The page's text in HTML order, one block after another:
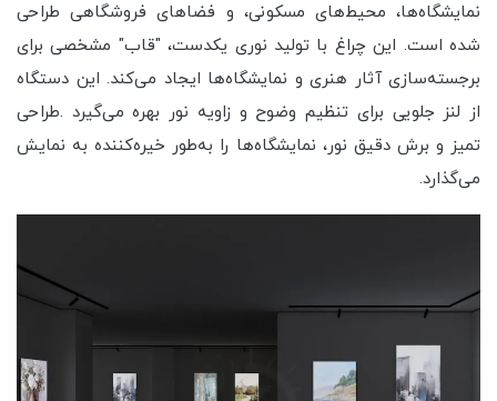
نمایشگاه‌ها، محیط‌های مسکونی، و فضاهای فروشگاهی طراحی
شده است. این چراغ با تولید نوری یکدست، "قاب" مشخصی برای
برجسته‌سازی آثار هنری و نمایشگاه‌ها ایجاد می‌کند. این دستگاه
از لنز جلویی برای تنظیم وضوح و زاویه نور بهره می‌گیرد .طراحی
تمیز و برش دقیق نور، نمایشگاه‌ها را به‌طور خیره‌کننده به نمایش
می‌گذارد.